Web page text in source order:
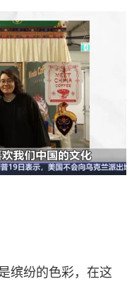
缤纷的色彩，在这